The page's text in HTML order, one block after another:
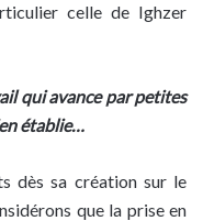
celle de Ighzer
qui avance par petites
établie…
dès sa création sur le
que la prise en